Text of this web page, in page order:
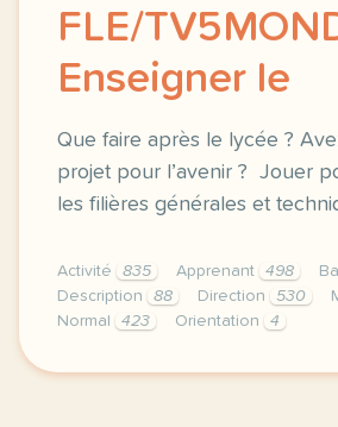
FLE/
Enseigner le
Que faire après le lycée ?
projet pour l’avenir ? Jouer
les filières générales et
Activité 835 Apprenant 498
Description
88 Direction 530
Normal
423 Orientation 4
didomi host didomi